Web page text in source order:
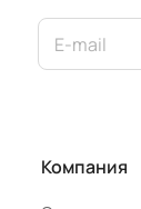
Компания